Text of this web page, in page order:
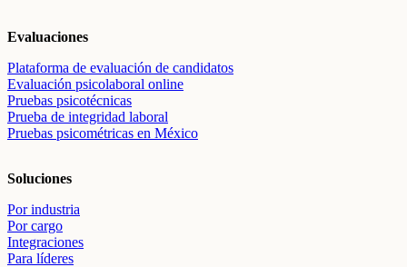
Evaluaciones
Plataforma de evaluación de candidatos
Evaluación psicolaboral online
Pruebas psicotécnicas
Prueba de integridad laboral
Pruebas psicométricas en México
Soluciones
Por industria
Por cargo
Integraciones
Para líderes